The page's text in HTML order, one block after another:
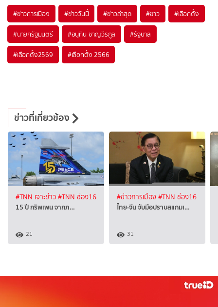
#ข่าวการเมือง #ข่าววันนี้ #ข่าวล่าสุด #ข่าว #เลือกตั้ง
#นายกรัฐมนตรี #อนุทิน ชาญวีรกูล #รัฐบาล
#เลือกตั้ง2569 #เลือกตั้ง 2566
ข่าวที่เกี่ยวข้อง
#TNN เจาะข่าว#TNN ช่อง16
15 ปี กริพเพน จากภ…
21
#ข่าวการเมือง#TNN ช่อง16
ไทย-จีน จับมือปราบสแกมเ…
31